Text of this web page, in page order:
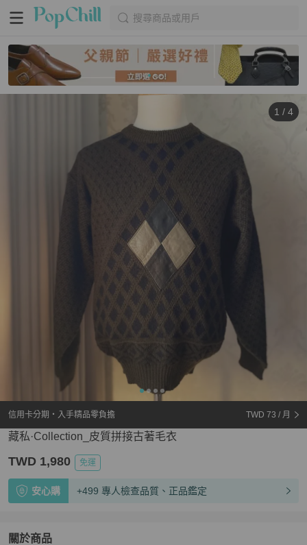
搜尋商品或用戶
1 / 4
信用卡分期・入手精品零負擔 TWD 73 / 月
藏私·Collection_皮質拼接古著毛衣
TWD 1,980 免運
安心購 +499 專人檢查品質、正品鑑定
關於商品